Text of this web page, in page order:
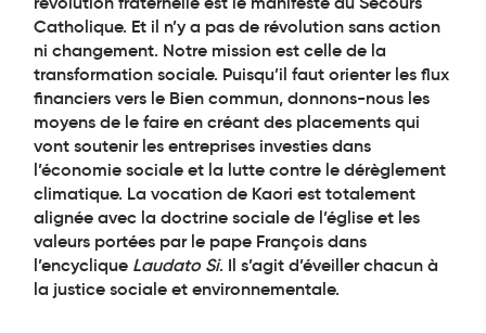
Catholique. Et il n’y a pas de révolution sans action
ni changement. Notre mission est celle de la
transformation sociale. Puisqu’il faut orienter les flux
financiers vers le Bien commun, donnons-nous les
moyens de le faire en créant des placements qui
vont soutenir les entreprises investies dans
l’économie sociale et la lutte contre le dérèglement
climatique. La vocation de Kaori est totalement
alignée avec la doctrine sociale de l’église et les
valeurs portées par le pape François dans
l’encyclique Laudato Si. Il s’agit d’éveiller chacun à
la justice sociale et environnementale.